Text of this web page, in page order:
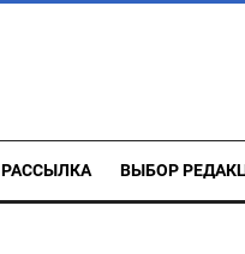
РАССЫЛКА ВЫБОР